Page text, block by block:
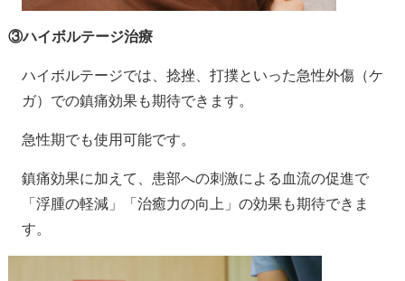
③ハイボルテージ治療
ハイボルテージでは、捻挫、打撲といった急性外傷（ケ
ガ）での鎮痛効果も期待できます。
急性期でも使用可能です。
鎮痛効果に加えて、患部への刺激による血流の促進で
「浮腫の軽減」「治癒力の向上」の効果も期待できま
す。